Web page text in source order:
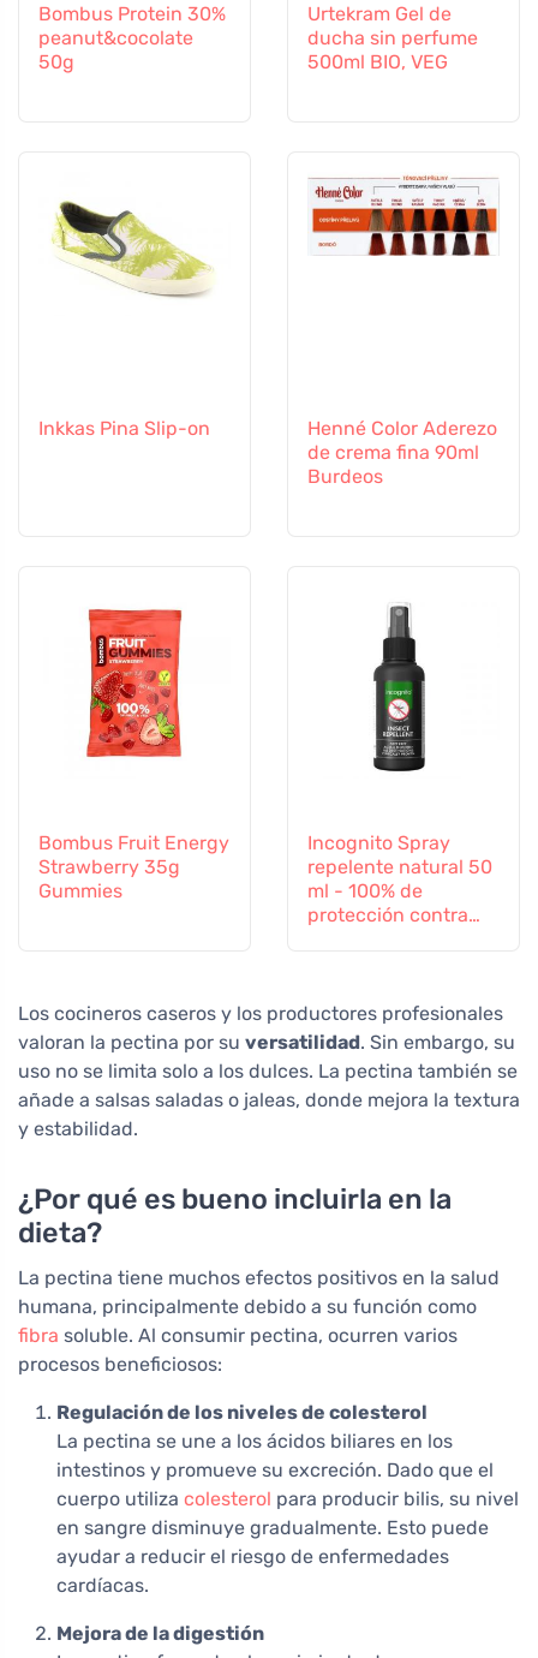
Bombus Protein 30%
peanut&cocolate
50g
Urtekram Gel de
ducha sin perfume
500ml BIO, VEG
Inkkas Pina Slip-on
Henné Color Aderezo
de crema fina 90ml
Burdeos
Bombus Fruit Energy
Strawberry 35g
Gummies
Incognito Spray
repelente natural 50
ml - 100% de
protección contra
Los cocineros caseros y los productores profesionales
valoran la pectina por su versatilidad. Sin embargo, su
uso no se limita solo a los dulces. La pectina también se
añade a salsas saladas o jaleas, donde mejora la textura
y estabilidad.
¿Por qué es bueno incluirla en la
dieta?
La pectina tiene muchos efectos positivos en la salud
humana, principalmente debido a su función como
fibra soluble. Al consumir pectina, ocurren varios
procesos beneficiosos:
Regulación de los niveles de colesterol
La pectina se une a los ácidos biliares en los
intestinos y promueve su excreción. Dado que el
cuerpo utiliza colesterol para producir bilis, su nivel
en sangre disminuye gradualmente. Esto puede
ayudar a reducir el riesgo de enfermedades
cardíacas.
Mejora de la digestión